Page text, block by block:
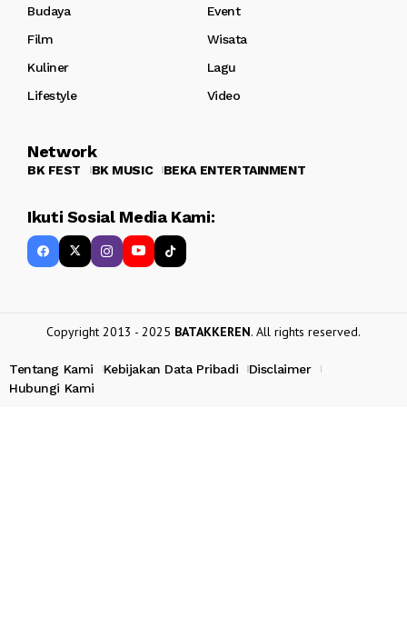
Budaya
Event
Film
Wisata
Kuliner
Lagu
Lifestyle
Video
Network
BK FEST BK MUSIC BEKA ENTERTAINMENT
Ikuti Sosial Media Kami:
Copyright 2013 - 2025 BATAKKEREN. All rights reserved.
Tentang Kami Kebijakan Data Pribadi
Disclaimer
Hubungi Kami